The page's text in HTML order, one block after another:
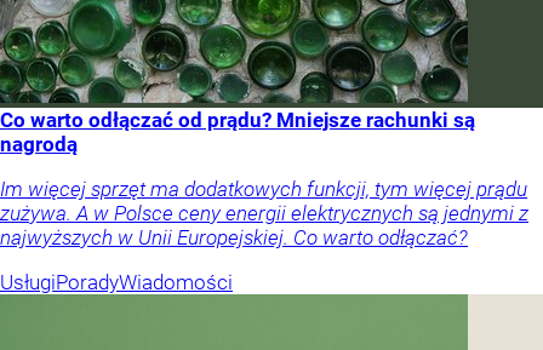
Co warto odłączać od prądu? Mniejsze rachunki są
nagrodą
Im więcej sprzęt ma dodatkowych funkcji, tym więcej prądu
zużywa. A w Polsce ceny energii elektrycznych są jednymi z
najwyższych w Unii Europejskiej. Co warto odłączać?
UsługiPoradyWiadomości